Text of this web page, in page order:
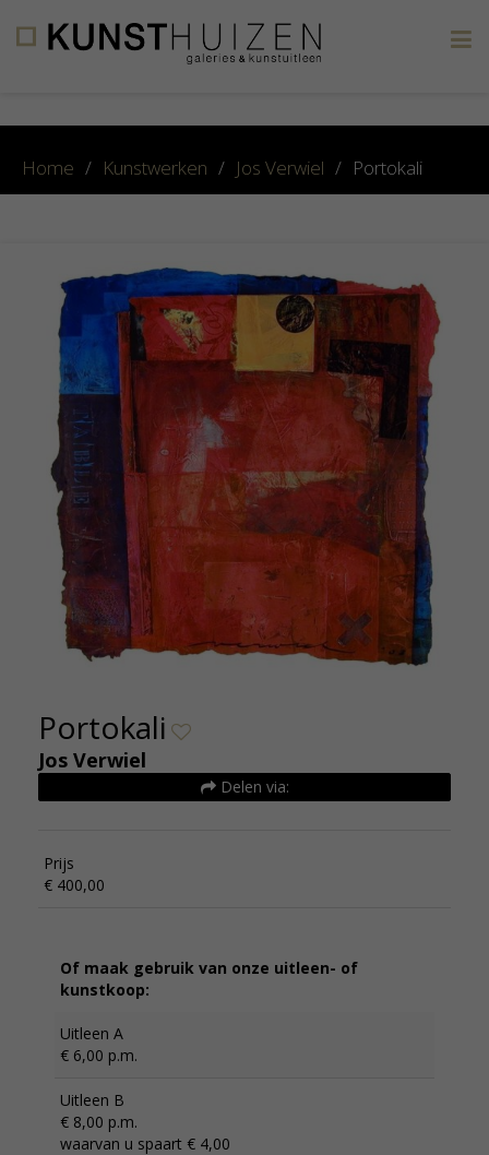
Home / Kunstwerken / Jos Verwiel / Portokali
Portokali
Jos Verwiel
Delen via:
Prijs
€ 400,00
Of maak gebruik van onze uitleen- of
kunstkoop:
Uitleen A
€ 6,00 p.m.
Uitleen B
€ 8,00 p.m.
waarvan u spaart € 4,00